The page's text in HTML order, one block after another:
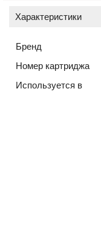
Характеристики
Бренд
Номер картриджа
Используется в